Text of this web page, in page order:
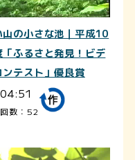
山の小さな池｜平成10
「ふるさと発見！ビデ
ンテスト」優良賞
数：52